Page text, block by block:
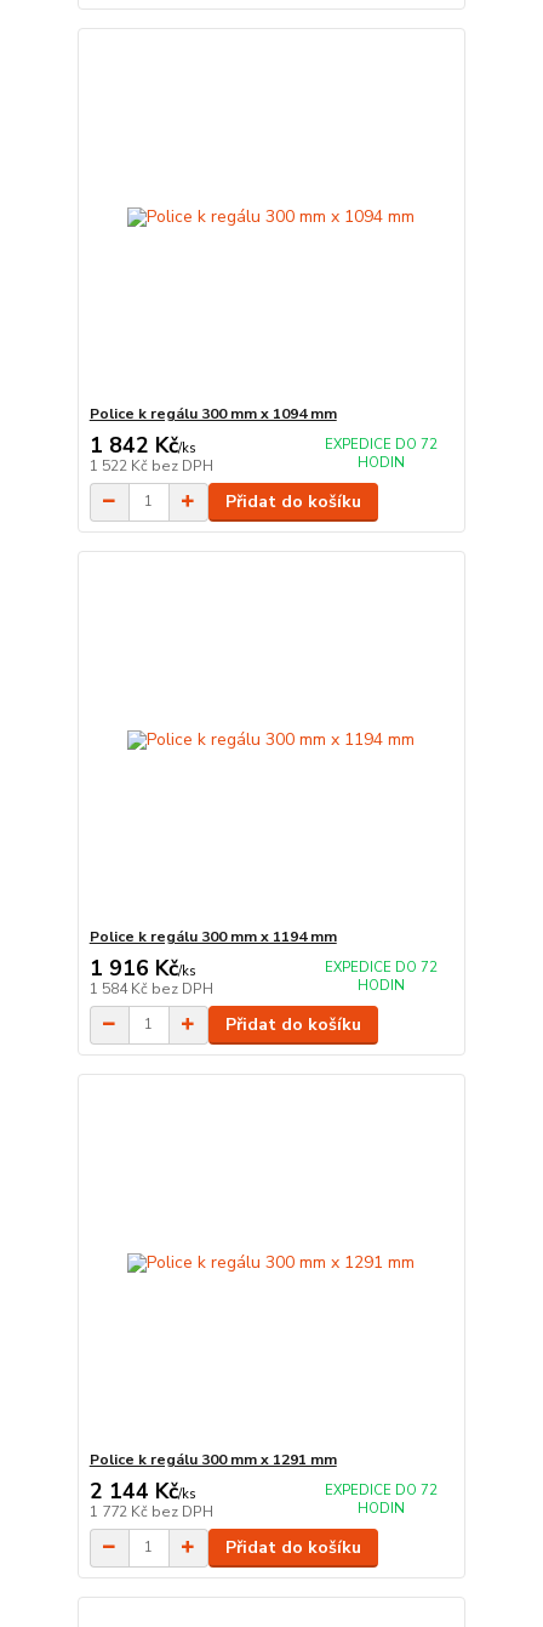
Police k regálu 300 mm x 1094 mm
1 842 Kč/ks
1 522 Kč bez DPH
EXPEDICE DO 72
HODIN
Přidat do košíku
Police k regálu 300 mm x 1194 mm
1 916 Kč/ks
1 584 Kč bez DPH
EXPEDICE DO 72
HODIN
Přidat do košíku
Police k regálu 300 mm x 1291 mm
2 144 Kč/ks
1 772 Kč bez DPH
EXPEDICE DO 72
HODIN
Přidat do košíku